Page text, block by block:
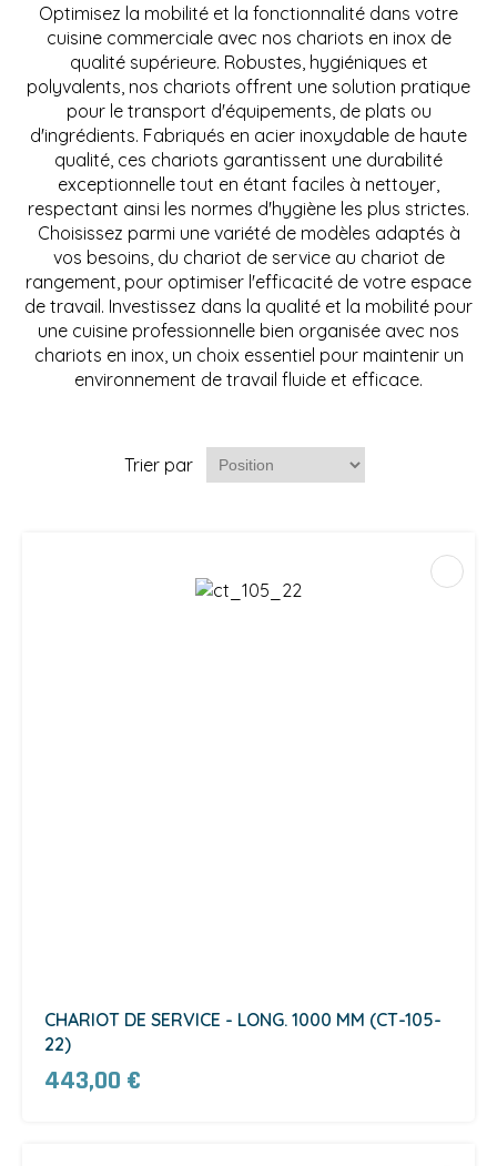
Optimisez la mobilité et la fonctionnalité dans votre
cuisine commerciale avec nos chariots en inox de
qualité supérieure. Robustes, hygiéniques et
polyvalents, nos chariots offrent une solution pratique
pour le transport d'équipements, de plats ou
d'ingrédients. Fabriqués en acier inoxydable de haute
qualité, ces chariots garantissent une durabilité
exceptionnelle tout en étant faciles à nettoyer,
respectant ainsi les normes d'hygiène les plus strictes.
Choisissez parmi une variété de modèles adaptés à
vos besoins, du chariot de service au chariot de
rangement, pour optimiser l'efficacité de votre espace
de travail. Investissez dans la qualité et la mobilité pour
une cuisine professionnelle bien organisée avec nos
chariots en inox, un choix essentiel pour maintenir un
environnement de travail fluide et efficace.
Trier par
CHARIOT DE SERVICE - LONG. 1000 MM (CT-105-
22)
443,00 €